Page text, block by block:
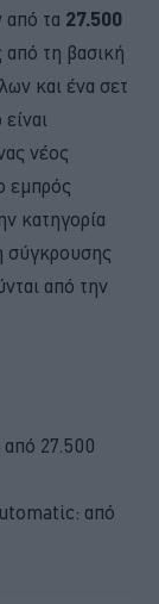
από τα 27.500
από τη βασική
και ένα σετ
νέος
εμπρός
κατηγορία
σύγκρουσης
από την
27.500
από